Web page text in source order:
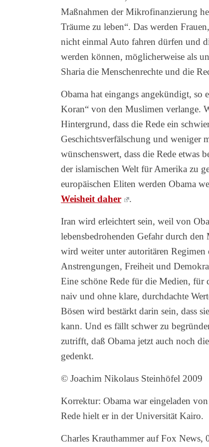
Maßnahmen der Mikrofinanzierung
Träume zu leben“. Das werden
nicht einmal Auto fahren dürfen und
werden können, möglicherweise als
Sharia die Menschenrechte und die
Obama hat eingangs angekündigt, so
Koran“ von den Muslimen verlange.
Hintergrund, dass die Rede ein
Geschichtsverfälschung und weniger
wünschenswert, dass die Rede etwas
der islamischen Welt für Amerika zu
europäischen Eliten werden Obama
Weisheit daher
.
Iran wird erleichtert sein, weil von
lebensbedrohenden Gefahr durch
wird weiter unter autoritären
Anstrengungen, Freiheit und
Eine schöne Rede für die Medien, für
naiv und ohne klare, durchdachte
Bösen wird bestärkt darin sein, dass
kann. Und es fällt schwer zu
zutrifft, daß Obama jetzt auch noch
gedenkt.
© Joachim Nikolaus Steinhöfel 2009
Korrektur: Obama war eingeladen
Rede hielt er in der Universität Kairo.
Charles Krauthammer auf Fox